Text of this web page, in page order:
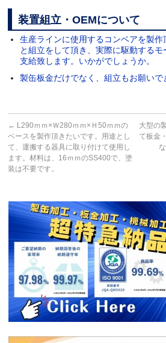
装置組立・OEMについて
生産ラインに使用するコンベアを製
と組立をして頂き、実際に駆動する
支給致します。いかがでしょうか。
製缶板金だけでなく、組立もお願いで
← L290ｍｍ×Ｗ280ｍｍ×Ｈ50ｍｍの
ベースを製作頂きたいです。用途とし
て、運搬する器具に取り付けて使用し
ます。材料は、16ｍｍのSS400で、塗
装は不要です。
大型の
て板金